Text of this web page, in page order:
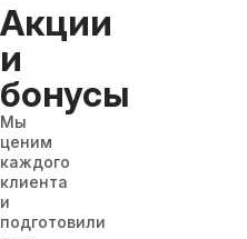
Акции
и
бонусы
Мы
ценим
каждого
клиента
и
подготовили